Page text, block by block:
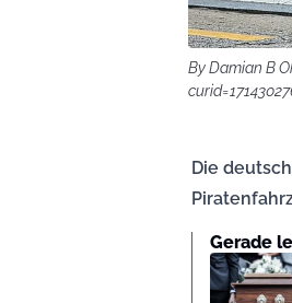
By Damian B
Die
Gerade